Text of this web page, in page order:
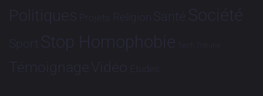
Politiques Projets Religion Santé Société
Sport Stop Homophobie Tech Tribune
TémoignageVidéo Études